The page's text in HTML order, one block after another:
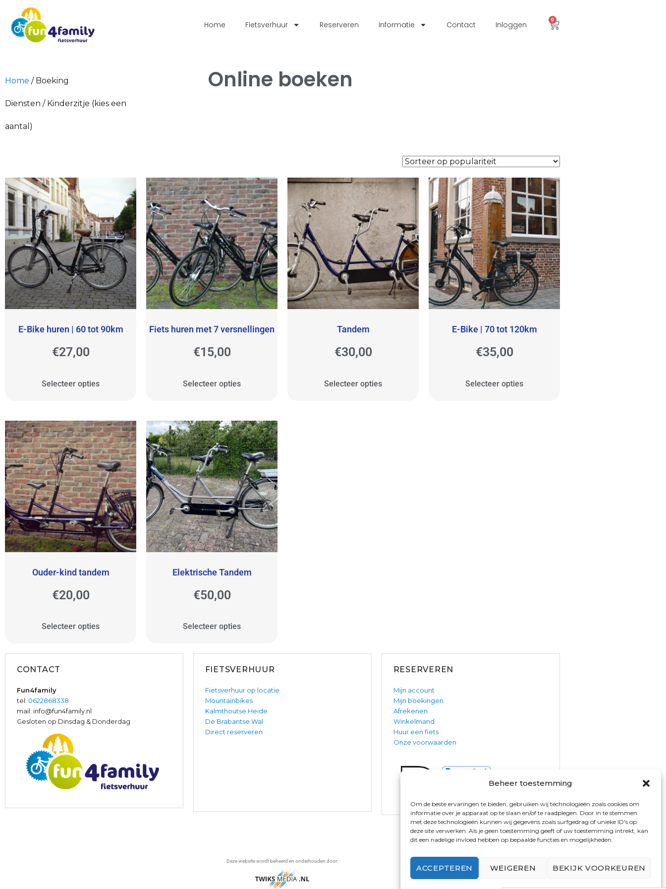
Beheer toestemming
Om de beste ervaringen te bieden, gebruiken wij technologieën zoals cookies om
informatie over je apparaat op te slaan en/of te raadplegen. Door in te stemmen
met deze technologieën kunnen wij gegevens zoals surfgedrag of unieke ID's op
deze site verwerken. Als je geen toestemming geeft of uw toestemming intrekt, kan
dit een nadelige invloed hebben op bepaalde functies en mogelijkheden.
ACCEPTEREN WEIGEREN BEKIJK VOORKEUREN
Home Fietsverhuur Reserveren Informatie Contact Inloggen
0
Home / Boeking
Diensten / Kinderzitje (kies een
aantal)
Online boeken
E-Bike huren | 60 tot 90km
€27,00
Selecteer opties
Fiets huren met 7 versnellingen
€15,00
Selecteer opties
Tandem
€30,00
Selecteer opties
E-Bike | 70 tot 120km
€35,00
Selecteer opties
Ouder-kind tandem
€20,00
Selecteer opties
Elektrische Tandem
€50,00
Selecteer opties
CONTACT
Fun4family
tel: 0622868338
mail: info@fun4family.nl
Gesloten op Dinsdag & Donderdag
FIETSVERHUUR
Fietsverhuur op locatie
Mountainbikes
Kalmthoutse Heide
De Brabantse Wal
Direct reserveren
RESERVEREN
Mijn account
Mijn boekingen
Afrekenen
Winkelmand
Huur een fiets
Onze voorwaarden
Deze website wordt beheerd en onderhouden door: